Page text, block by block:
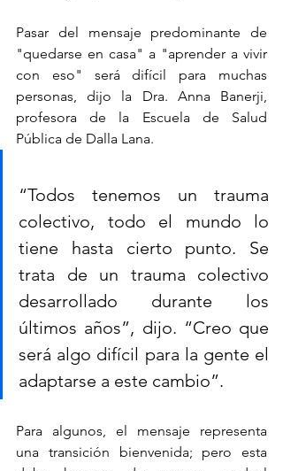
Pasar del mensaje predominante de
"quedarse en casa" a "aprender a vivir
con eso" será difícil para muchas
personas, dijo la Dra. Anna Banerji,
profesora de la Escuela de Salud
Pública de Dalla Lana.
“Todos tenemos un trauma
colectivo, todo el mundo lo
tiene hasta cierto punto. Se
trata de un trauma colectivo
desarrollado durante los
últimos años”, dijo. “Creo que
será algo difícil para la gente el
adaptarse a este cambio”.
Para algunos, el mensaje representa
una transición bienvenida; pero esta